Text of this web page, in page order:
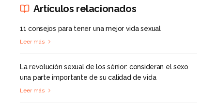
Artículos relacionados
11 consejos para tener una mejor vida sexual
Leer más
La revolución sexual de los sénior: consideran el sexo
una parte importante de su calidad de vida
Leer más